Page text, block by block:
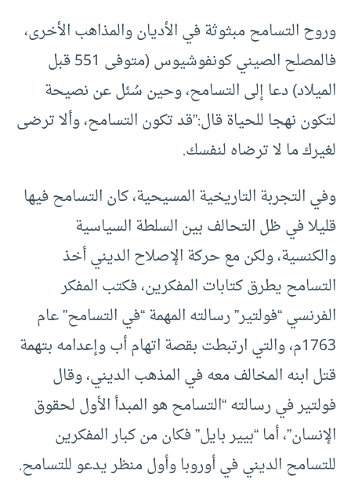
وروح التسامح مبثوثة في الأديان والمذاهب الأخرى،
فالمصلح الصيني كونفوشيوس (متوفى 551 قبل
الميلاد) دعا إلى التسامح، وحين سُئل عن نصيحة
لتكون نهجا للحياة قال:”قد تكون التسامح، وألا ترضى
لغيرك ما لا ترضاه لنفسك.
وفي التجربة التاريخية المسيحية، كان التسامح فيها
قليلا في ظل التحالف بين السلطة السياسية
والكنسية، ولكن مع حركة الإصلاح الديني أخذ
التسامح يطرق كتابات المفكرين، فكتب المفكر
الفرنسي “فولتير” رسالته المهمة “في التسامح” عام
1763م، والتي ارتبطت بقصة اتهام أب وإعدامه بتهمة
قتل ابنه المخالف معه في المذهب الديني، وقال
فولتير في رسالته “التسامح هو المبدأ الأول لحقوق
الإنسان”، أما “بيير بايل” فكان من كبار المفكرين
للتسامح الديني في أوروبا وأول منظر يدعو للتسامح.